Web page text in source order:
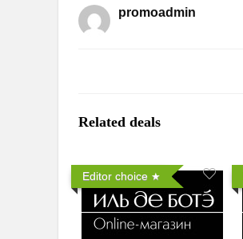
promoadmin
Related deals
Editor choice